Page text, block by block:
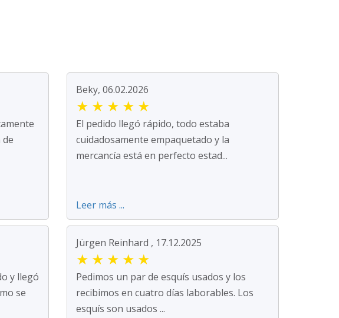
de
Beky, 06.02.2026
★ ★ ★ ★ ★
El pedido llegó rápido, todo estaba
cuidadosamente empaquetado y la
mercancía está en perfecto estad...
Leer más ...
y llegó
se
Jürgen Reinhard , 17.12.2025
★ ★ ★ ★ ★
Pedimos un par de esquís usados y los
recibimos en cuatro días laborables. Los
esquís son usados ...